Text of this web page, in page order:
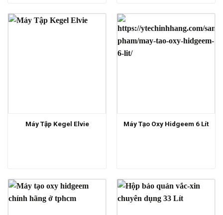
Máy Tập Kegel Elvie Máy Tạo Oxy Hidgeem 6 Lít